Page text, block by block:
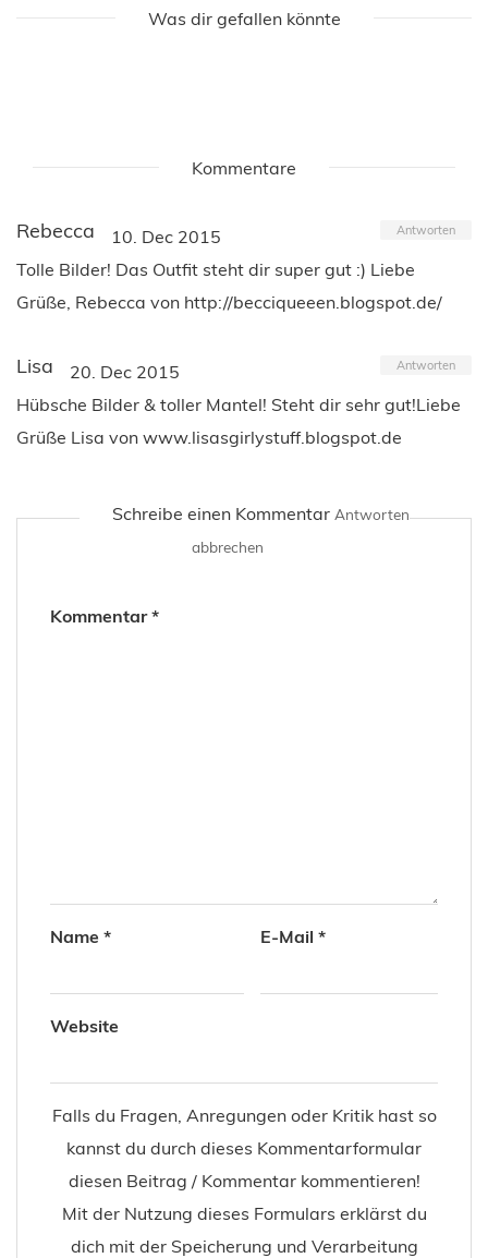
Was dir gefallen könnte
Kommentare
Rebecca 10. Dec 2015 Antworten
Tolle Bilder! Das Outfit steht dir super gut :) Liebe
Grüße, Rebecca von http://becciqueeen.blogspot.de/
Lisa 20. Dec 2015 Antworten
Hübsche Bilder & toller Mantel! Steht dir sehr gut!Liebe
Grüße Lisa von www.lisasgirlystuff.blogspot.de
Schreibe einen Kommentar Antworten
abbrechen
Kommentar*
Name * E-Mail *
Website
Falls du Fragen, Anregungen oder Kritik hast so
kannst du durch dieses Kommentarformular
diesen Beitrag / Kommentar kommentieren!
Mit der Nutzung dieses Formulars erklärst du
dich mit der Speicherung und Verarbeitung